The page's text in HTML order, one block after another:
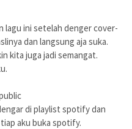
lagu ini setelah denger cover-
dan langsung aja suka.
kita juga jadi semangat.
di playlist spotify dan
aku buka spotify.